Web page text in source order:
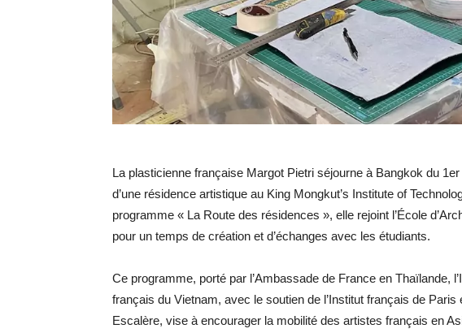
La plasticienne française Margot Pietri séjourne à Bangkok du
d’une résidence artistique au King Mongkut’s Institute of
programme « La Route des résidences », elle rejoint l’École
pour un temps de création et d’échanges avec les étudiants.
Ce programme, porté par l’Ambassade de France en Thaïlande,
français du Vietnam, avec le soutien de l’Institut français de
Escalère, vise à encourager la mobilité des artistes français en